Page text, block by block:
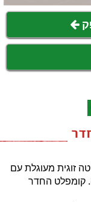
זוגית מעוגלת עם
קומפלט החדר